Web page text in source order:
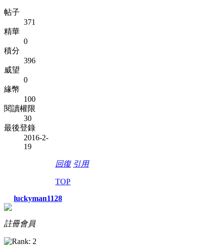
帖子
371
精華
0
積分
396
威望
0
緣幣
100
閱讀權限
30
最後登錄
2016-2-
19
回復 引用
TOP
luckyman1128
註冊會員